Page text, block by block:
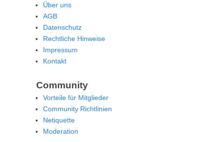
Über uns
AGB
Datenschutz
Rechtliche Hinweise
Impressum
Kontakt
Community
Vorteile für Mitglieder
Community Richtlinien
Netiquette
Moderation